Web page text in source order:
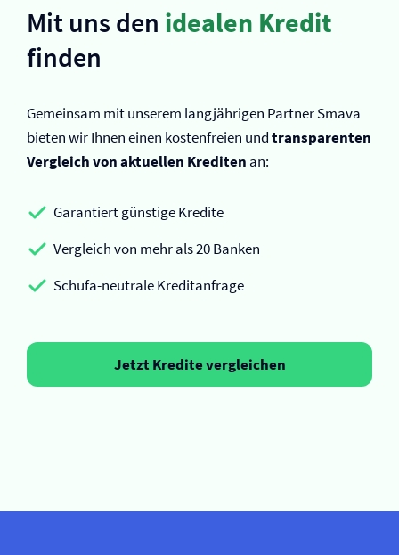
Mit uns den idealen Kredit
finden
Gemeinsam mit unserem langjährigen Partner Smava
bieten wir Ihnen einen kostenfreien undtransparenten
Vergleich von aktuellen Krediten an:
Garantiert günstige Kredite
Vergleich von mehr als 20 Banken
Schufa-neutrale Kreditanfrage
Jetzt Kredite vergleichen